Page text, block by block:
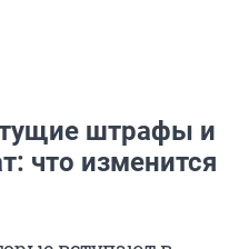
штрафы и
что изменится